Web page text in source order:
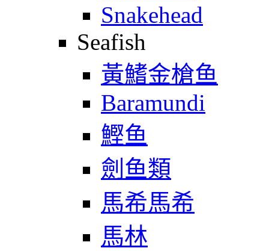
Snakehead
Seafish
黃鰭金槍鱼
Baramundi
鰹鱼
劍鱼類
馬希馬希
馬林